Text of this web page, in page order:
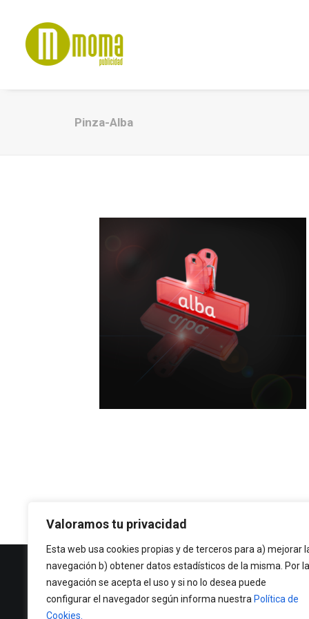
Valoramos tu privacidad
Esta web usa cookies propias y de terceros para a) mejorar
navegación b) obtener datos estadísticos de la misma. Por la
navegación se acepta el uso y si no lo desea puede
configurar el navegador según informa nuestra Política de
Cookies.
Pinza-Alba
Política de Privacidad
Política de cookies